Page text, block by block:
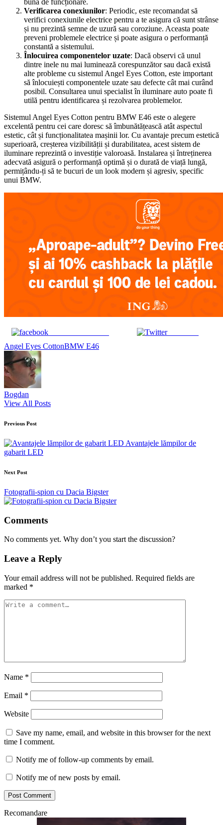
bună de funcționare.
Verificarea conexiunilor: Periodic, este recomandat să
verifici conexiunile electrice pentru a te asigura că sunt strânse
și nu prezintă semne de uzură sau coroziune. Aceasta poate
preveni problemele electrice și poate asigura o performanță
constantă a sistemului.
Înlocuirea componentelor uzate: Dacă observi că unul
dintre inele nu mai luminează corespunzător sau dacă există
alte probleme cu sistemul Angel Eyes Cotton, este important
să înlocuiești componentele uzate sau defecte cât mai curând
posibil. Consultarea unui specialist în iluminare auto poate fi
utilă pentru identificarea și rezolvarea problemelor.
Sistemul Angel Eyes Cotton pentru BMW E46 este o alegere
excelentă pentru cei care doresc să îmbunătățească atât aspectul
estetic, cât și funcționalitatea mașinii lor. Cu avantaje precum estetică
superioară, creșterea vizibilității și durabilitatea, acest sistem de
iluminare reprezintă o investiție valoroasă. Instalarea și întreținerea
adecvată asigură o performanță optimă și o durată de viață lungă,
permițându-ți să te bucuri de un look modern și agresiv, specific
unui BMW.
Post on X
Tags:
Angel Eyes CottonBMW E46
Bogdan
View All Posts
Post
navigation
Previous Post
Avantajele lămpilor de
gabarit LED
Next Post
Fotografii-spion cu Dacia Bigster
Comments
No comments yet. Why don’t you start the discussion?
Leave a Reply
Your email address will not be published. Required fields are
marked *
Name *
Email *
Website
Save my name, email, and website in this browser for the next
time I comment.
Notify me of follow-up comments by email.
Notify me of new posts by email.
Recomandare